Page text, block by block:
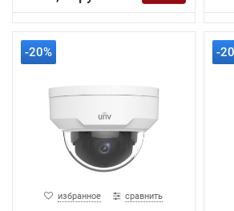
-20%
избранное сравнить
-